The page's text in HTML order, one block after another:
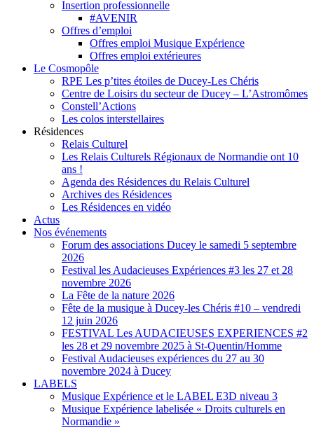
Insertion professionnelle
#AVENIR
Offres d’emploi
Offres emploi Musique Expérience
Offres emploi extérieures
Le Cosmopôle
RPE Les p’tites étoiles de Ducey-Les Chéris
Centre de Loisirs du secteur de Ducey – L’Astromômes
Constell’Actions
Les colos interstellaires
Résidences
Relais Culturel
Les Relais Culturels Régionaux de Normandie ont 10
ans !
Agenda des Résidences du Relais Culturel
Archives des Résidences
Les Résidences en vidéo
Actus
Nos événements
Forum des associations Ducey le samedi 5 septembre
2026
Festival les Audacieuses Expériences #3 les 27 et 28
novembre 2026
La Fête de la nature 2026
Fête de la musique à Ducey-les Chéris #10 – vendredi
12 juin 2026
FESTIVAL Les AUDACIEUSES EXPERIENCES #2
les 28 et 29 novembre 2025 à St-Quentin/Homme
Festival Audacieuses expériences du 27 au 30
novembre 2024 à Ducey
LABELS
Musique Expérience et le LABEL E3D niveau 3
Musique Expérience labelisée « Droits culturels en
Normandie »